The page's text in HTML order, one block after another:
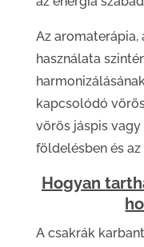
Az aromaterápia,
használata
kapcsolódó
vörös jáspis vagy
földelésben és
Hogyan
A csakrák